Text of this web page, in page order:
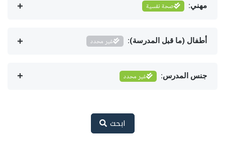
مهني: صحة نفسية
أطفال (ما قبل المدرسة): غير محدد
جنس المدرس: غير محدد
ابحث